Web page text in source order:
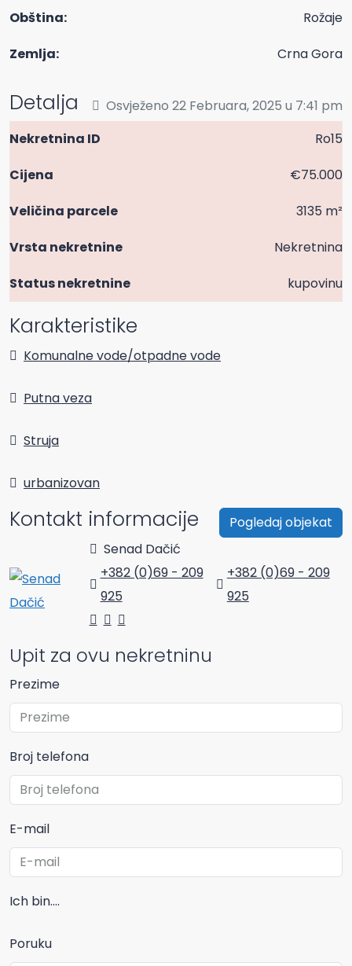
Obština:
Rožaje
Zemlja:
Crna Gora
Detalja
Osvježeno 22 Februara, 2025 u 7:41 pm
Nekretnina ID
Ro15
Cijena
€75.000
Veličina parcele
3135 m²
Vrsta nekretnine
Nekretnina
Status nekretnine
kupovinu
Karakteristike
Komunalne vode/otpadne vode
Putna veza
Struja
urbanizovan
Kontakt informacije
Pogledaj objekat
Senad Dačić
+382 (0)69 - 209
925
+382 (0)69 - 209
925
Upit za ovu nekretninu
Prezime
Broj telefona
E-mail
Ich bin....
Poruku